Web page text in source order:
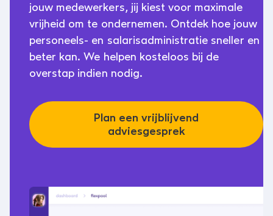
jouw medewerkers, jij kiest voor maximale
vrijheid om te ondernemen. Ontdek hoe jouw
personeels- en salarisadministratie sneller en
beter kan. We helpen kosteloos bij de
overstap indien nodig.
Plan een vrijblijvend
adviesgesprek